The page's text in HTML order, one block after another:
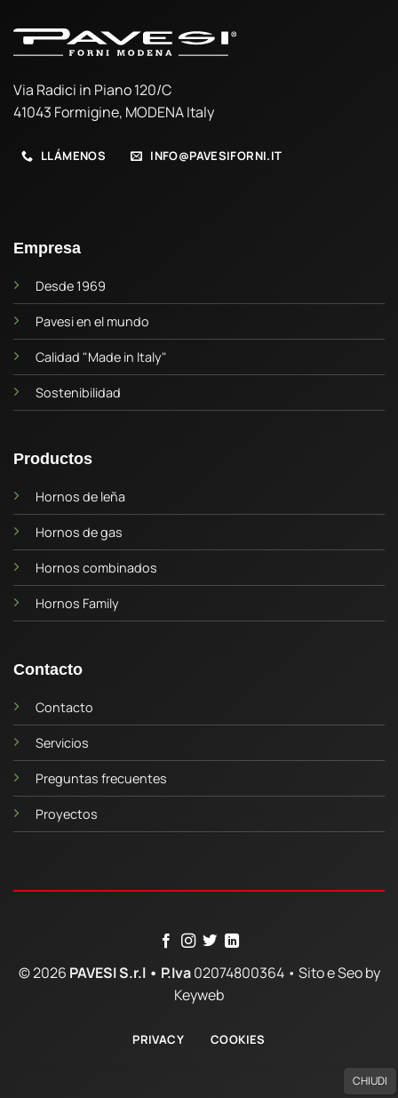
Via Radici in Piano 120/C
41043 Formigine, MODENA Italy
LLÁMENOS INFO@PAVESIFORNI.IT
Empresa
Desde 1969
Pavesi en el mundo
Calidad "Made in Italy"
Sostenibilidad
Productos
Hornos de leña
Hornos de gas
Hornos combinados
Hornos Family
Contacto
Contacto
Servicios
Preguntas frecuentes
Proyectos
© 2026 PAVESI S.r.l • P.Iva02074800364 • Sito e Seo by
Keyweb
PRIVACY COOKIES